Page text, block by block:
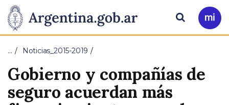
Presidencia
de
la
Nación
Pasar al contenido principal
Ir
a
Buscar
… Noticias_2015-2019
Gobierno y compañías de
seguro acuerdan más